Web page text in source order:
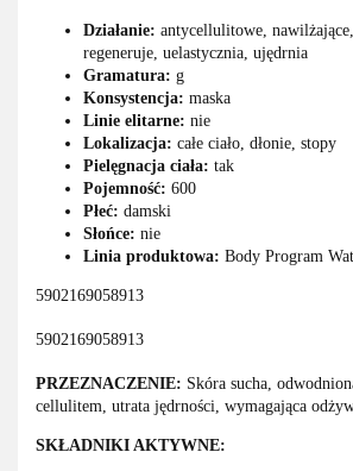
Działanie: antycellulitowe,
regeneruje, uelastycznia, ujędrnia
Gramatura: g
Konsystencja: maska
Linie elitarne: nie
Lokalizacja: całe ciało, dłonie, stopy
Pielęgnacja ciała: tak
Pojemność: 600
Płeć: damski
Słońce: nie
Linia produktowa: Body Program
5902169058913
5902169058913
PRZEZNACZENIE: Skóra sucha,
cellulitem, utrata jędrności, wymagająca
SKŁADNIKI AKTYWNE: